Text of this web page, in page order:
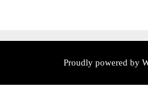
Proudly powered by